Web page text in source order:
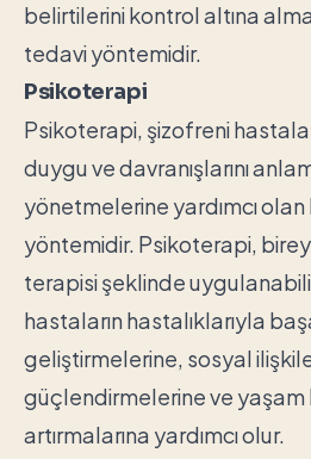
belirtilerini kontrol altına
tedavi yöntemidir.
Psikoterapi
Psikoterapi, şizofreni
duygu ve davranışlarını
yönetmelerine yardımcı
yöntemidir. Psikoterapi,
terapisi şeklinde
hastaların hastalıklarıyla
geliştirmelerine, sosyal
güçlendirmelerine ve yaşam
artırmalarına yardımcı olur.